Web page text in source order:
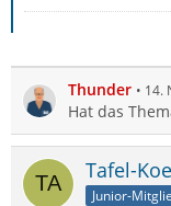
Thunder 14.
Hat das
Tafel-
Junior-